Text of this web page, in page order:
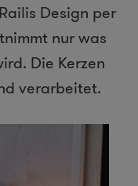
Design per
nur was
Die Kerzen
verarbeitet.